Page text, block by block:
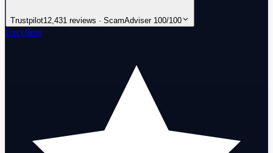
Trustpilot12,431 reviews · ScamAdviser 100/100
Excellent